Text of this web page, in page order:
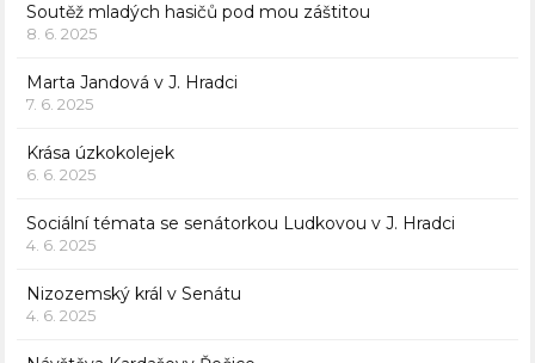
Soutěž mladých hasičů pod mou záštitou
8. 6. 2025
Marta Jandová v J. Hradci
7. 6. 2025
Krása úzkokolejek
6. 6. 2025
Sociální témata se senátorkou Ludkovou v J. Hradci
4. 6. 2025
Nizozemský král v Senátu
4. 6. 2025